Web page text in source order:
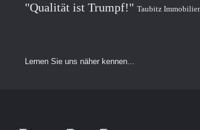
"Qualität ist Trumpf!" Taubitz
Lernen Sie uns näher kennen...